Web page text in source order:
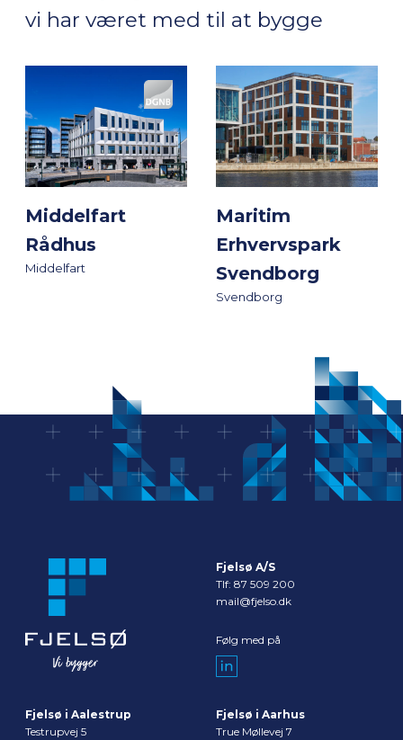
vi har været med til at bygge
Middelfart
Rådhus
Middelfart
Maritim
Erhvervspark
Svendborg
Svendborg
Fjelsø A/S
Tlf: 87 509 200
mail@fjelso.dk
Følg med på
Fjelsø i Aalestrup
Testrupvej 5
Fjelsø i Aarhus
True Møllevej 7